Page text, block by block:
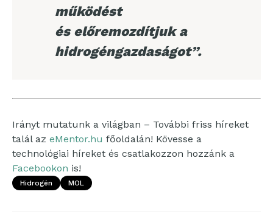
működést
és előremozdítjuk a
hidrogéngazdaságot”.
Irányt mutatunk a világban – További friss híreket
talál az eMentor.hu főoldalán! Kövesse a
technológiai híreket és csatlakozzon hozzánk a
Facebookon is!
Hidrogén MOL